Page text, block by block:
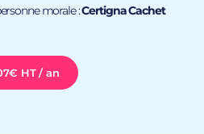
morale :Certigna Cachet
HT / an